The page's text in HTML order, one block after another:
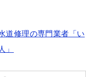
道修理の専門業者「い
」